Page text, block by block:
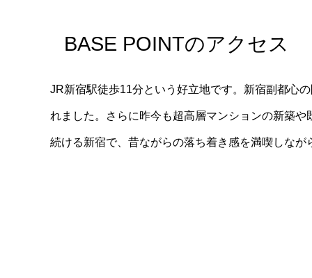
BASE POINTのアクセス
JR新宿駅徒歩11分という好立地です。新宿副都心
れました。さらに昨今も超高層マンションの新築
続ける新宿で、昔ながらの落ち着き感を満喫しな